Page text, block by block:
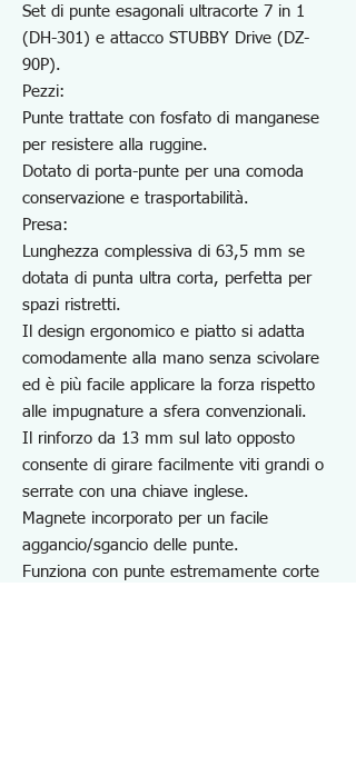
Set di punte esagonali ultracorte 7 in 1
(DH-301) e attacco STUBBY Drive (DZ-
90P).
Pezzi:
Punte trattate con fosfato di manganese
per resistere alla ruggine.
Dotato di porta-punte per una comoda
conservazione e trasportabilità.
Presa:
Lunghezza complessiva di 63,5 mm se
dotata di punta ultra corta, perfetta per
spazi ristretti.
Il design ergonomico e piatto si adatta
comodamente alla mano senza scivolare
ed è più facile applicare la forza rispetto
alle impugnature a sfera convenzionali.
Il rinforzo da 13 mm sul lato opposto
consente di girare facilmente viti grandi o
serrate con una chiave inglese.
Magnete incorporato per un facile
aggancio/sgancio delle punte.
Funziona con punte estremamente corte